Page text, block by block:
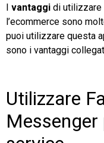
vantaggi di utilizzare
l’ecommerce sono
puoi utilizzare questa
sono i vantaggi
Utilizzare